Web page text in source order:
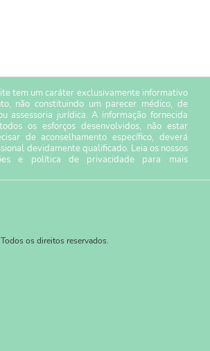
tem um caráter exclusivamente informativo
não constituindo um parecer médico, de
assessoria jurídica. A informação fornecida
os esforços desenvolvidos, não estar
de aconselhamento específico, deverá
devidamente qualificado. Leia os nossos
e política de privacidade para mais
os direitos reservados.